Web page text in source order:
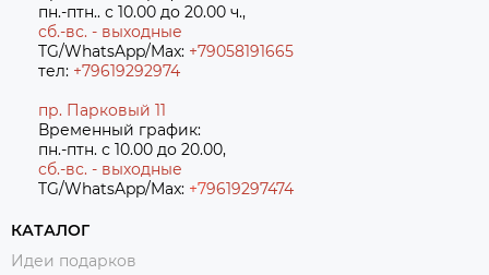
пн.-птн.. с 10.00 до 20.00 ч.,
сб.-вс. - выходные
TG/WhatsApp/Max: +79058191665
тел: +79619292974
пр. Парковый 11
Временный график:
пн.-птн. с 10.00 до 20.00,
сб.-вс. - выходные
TG/WhatsApp/Max: +79619297474
КАТАЛОГ
Идеи подарков